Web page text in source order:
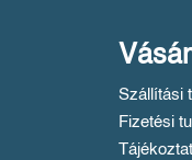
Szállítási
Fizetési